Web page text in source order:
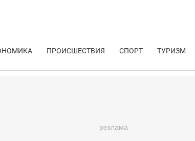
ПРОИСШЕСТВИЯ СПОРТ ТУРИЗМ